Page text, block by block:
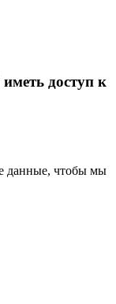
доступ к
данные, чтобы мы